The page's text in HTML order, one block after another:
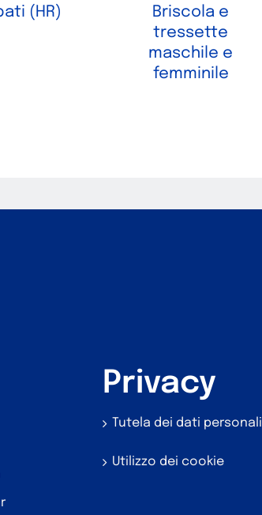
(HR)
Briscola e
tressette
maschile e
femminile
Privacy
Tutela dei dati personali
Utilizzo dei cookie